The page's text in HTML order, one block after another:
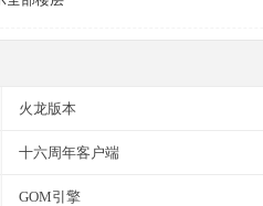
火龙版本
十六周年客户端
GOM引擎